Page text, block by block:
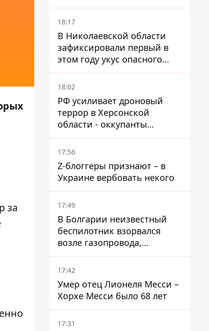
за
и раненые
18:17
В Николаевской области
зафиксировали первый в
этом году укус опасного
каракурта
18:02
РФ усиливает дроновый
террор в Херсонской
области - оккупанты
получили приказ свободно
охотиться на автомобили
17:56
Z-блоггеры признают – в
Украине вербовать некого
17:49
В Болгарии неизвестный
беспилотник взорвался
возле газопровода,
которым поставляют газ в
Украину
17:42
Умер отец Лионеля Месси –
Хорхе Месси было 68 лет
17:31